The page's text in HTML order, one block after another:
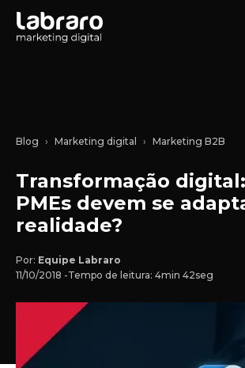
Blog Marketing digital Marketing B2B
Transformação
PMEs devem se
realidade?
Por: Equipe Labraro
11/10/2018 -Tempo de leitura: 4min 42seg